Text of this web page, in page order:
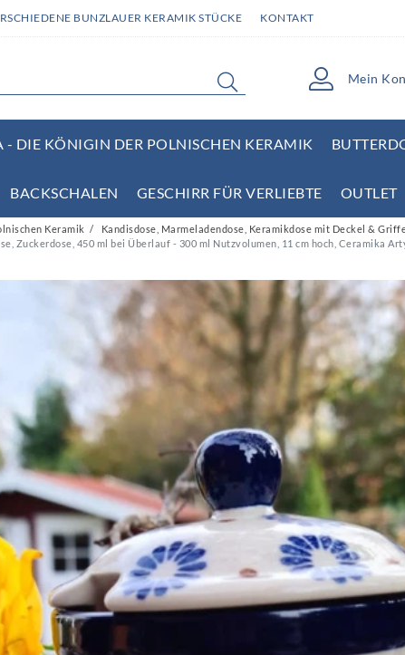
BUNZLAUER KERAMIK STÜCKE KONTAKT
Mein
- DIE KÖNIGIN DER POLNISCHEN KERAMIK
BACKSCHALEN GESCHIRR FÜR VERLIEBTE OUTLET
Keramik
Kandisdose, Marmeladendose, Keramikdose mit Deckel &
Zuckerdose, 450 ml bei Überlauf - 300 ml Nutzvolumen, 11 cm hoch, Ceramika